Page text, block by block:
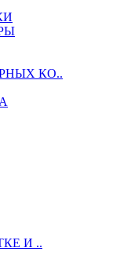
КО..
И ..